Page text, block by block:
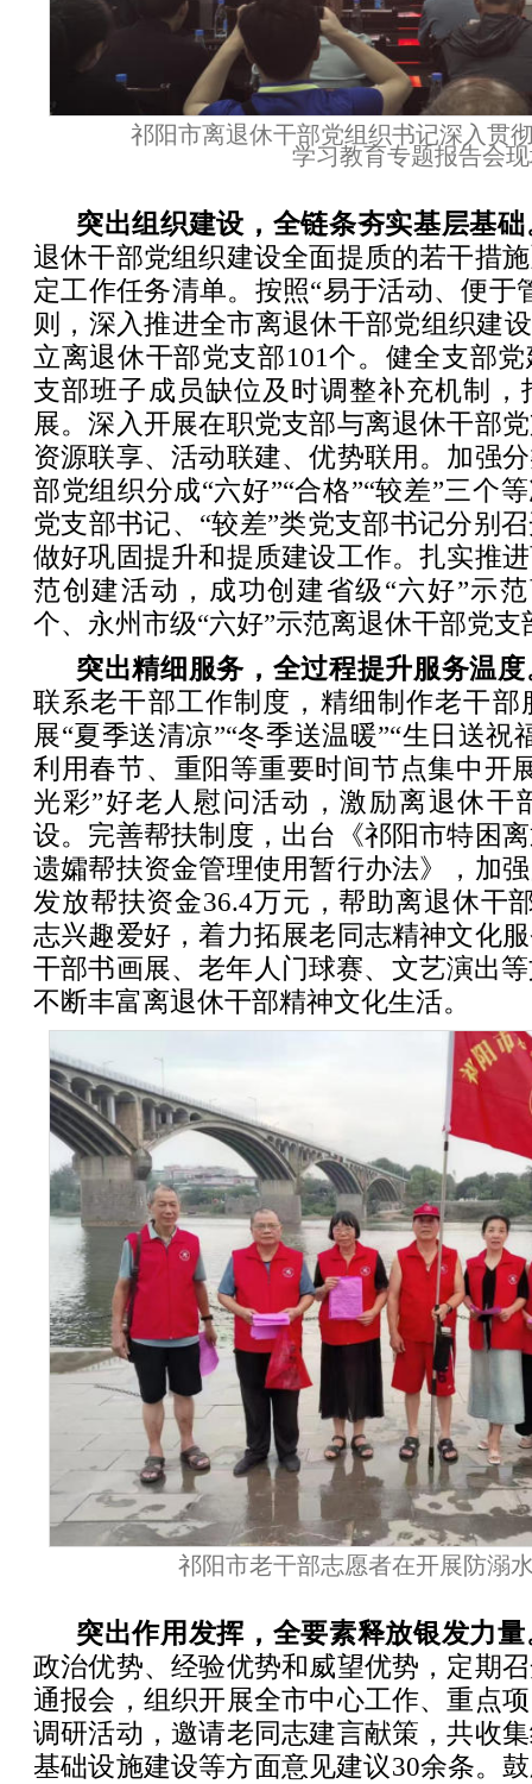
祁阳市离退休干部党组织书记深入贯
学习教育专题报告会
突出组织建设，全链条夯实基层基础
退休干部党组织建设全面提质的若干措
定工作任务清单。按照“易于活动、便于
则，深入推进全市离退休干部党组织建
立离退休干部党支部101个。健全支部
支部班子成员缺位及时调整补充机制，
展。深入开展在职党支部与离退休干部
资源联享、活动联建、优势联用。加强
部党组织分成“六好”“合格”“较差”三个
党支部书记、“较差”类党支部书记分别
做好巩固提升和提质建设工作。扎实推
范创建活动，成功创建省级“六好”示
个、永州市级“六好”示范离退休干部党支
突出精细服务，全过程提升服务温度
联系老干部工作制度，精细制作老干部
展“夏季送清凉”“冬季送温暖”“生日送祝
利用春节、重阳等重要时间节点集中开
光彩”好老人慰问活动，激励离退休干
设。完善帮扶制度，出台《祁阳市特困
遗孀帮扶资金管理使用暂行办法》，加
发放帮扶资金36.4万元，帮助离退休干
志兴趣爱好，着力拓展老同志精神文化
干部书画展、老年人门球赛、文艺演出
不断丰富离退休干部精神文化生活。
祁阳市老干部志愿者在开展防溺
突出作用发挥，全要素释放银发力量
政治优势、经验优势和威望优势，定期
通报会，组织开展全市中心工作、重点
调研活动，邀请老同志建言献策，共收
基础设施建设等方面意见建议30余条。